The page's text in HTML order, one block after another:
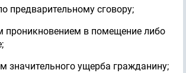
предварительному сговору;
проникновением в помещение либо
значительного ущерба гражданину;